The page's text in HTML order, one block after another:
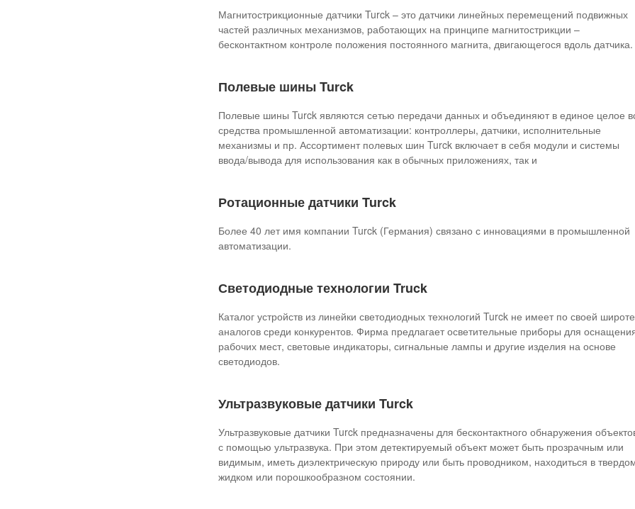
Магнитострикционные датчики Turck – это датчики линейных перемещений подвижных
частей различных механизмов, работающих на принципе магнитострикции –
бесконтактном контроле положения постоянного магнита, двигающегося вдоль датчика.
Полевые шины Turck
Полевые шины Turck являются сетью передачи данных и объединяют в единое целое
средства промышленной автоматизации: контроллеры, датчики, исполнительные
механизмы и пр. Ассортимент полевых шин Turck включает в себя модули и системы
ввода/вывода для использования как в обычных приложениях, так и
Ротационные датчики Turck
Более 40 лет имя компании Turck (Германия) связано с инновациями в промышленной
автоматизации.
Светодиодные технологии Truck
Каталог устройств из линейки светодиодных технологий Turck не имеет по своей широте
аналогов среди конкурентов. Фирма предлагает осветительные приборы для
рабочих мест, световые индикаторы, сигнальные лампы и другие изделия на основе
светодиодов.
Ультразвуковые датчики Turck
Ультразвуковые датчики Turck предназначены для бесконтактного обнаружения
с помощью ультразвука. При этом детектируемый объект может быть прозрачным или
видимым, иметь диэлектрическую природу или быть проводником, находиться в
жидком или порошкообразном состоянии.